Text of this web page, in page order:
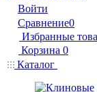
Войти
Сравнение0
Избранные
Корзина 0
Каталог